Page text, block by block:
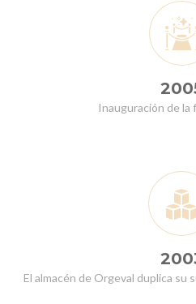
Inauguración de la
El almacén de Orgeval duplica su